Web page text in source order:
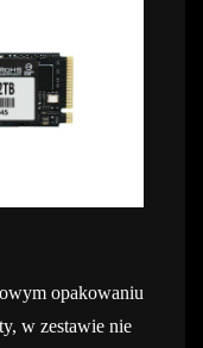
opakowaniu
w zestawie nie